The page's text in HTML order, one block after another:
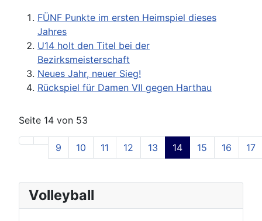
Volleyball
FÜNF Punkte im ersten Heimspiel dieses
Jahres
U14 holt den Titel bei der
Bezirksmeisterschaft
Neues Jahr, neuer Sieg!
Rückspiel für Damen VII gegen Harthau
Seite 14 von 53
9 10 11 12 13 14 15 16 17